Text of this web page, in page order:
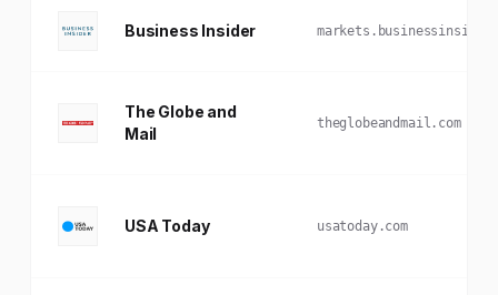
Business Insider
The Globe and
Mail
theglobeandmail.com
USA Today usatoday.com